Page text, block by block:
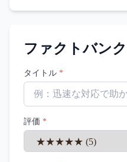
ファクトバンク
タイトル *
評価 *